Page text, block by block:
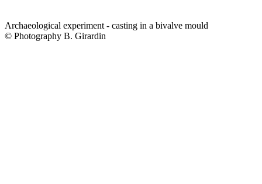
Archaeological experiment - casting in a bivalve mould
© Photography B. Girardin